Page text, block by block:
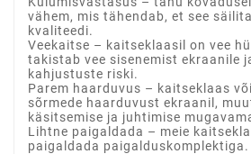
vähem, mis tähendab, et see
kvaliteedi.
Veekaitse – kaitseklaasil on vee
takistab vee sisenemist ekraanile
kahjustuste riski.
Parem haarduvus – kaitseklaas
sõrmede haarduvust ekraanil,
käsitsemise ja juhtimise
Lihtne paigaldada – meie
paigaldada paigalduskomplektiga.